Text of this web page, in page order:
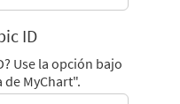
ID
Use la opción bajo
MyChart".